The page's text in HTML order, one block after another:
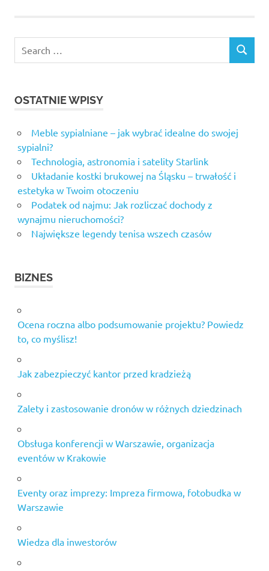
for:
SEARCH
OSTATNIE WPISY
Meble sypialniane – jak wybrać idealne do swojej
sypialni?
Technologia, astronomia i satelity Starlink
Układanie kostki brukowej na Śląsku – trwałość i
estetyka w Twoim otoczeniu
Podatek od najmu: Jak rozliczać dochody z
wynajmu nieruchomości?
Największe legendy tenisa wszech czasów
BIZNES
Ocena roczna albo podsumowanie projektu? Powiedz
to, co myślisz!
Jak zabezpieczyć kantor przed kradzieżą
Zalety i zastosowanie dronów w różnych dziedzinach
Obsługa konferencji w Warszawie, organizacja
eventów w Krakowie
Eventy oraz imprezy: Impreza firmowa, fotobudka w
Warszawie
Wiedza dla inwestorów